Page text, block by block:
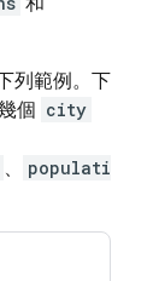
列範例。下
個 city
、
populati